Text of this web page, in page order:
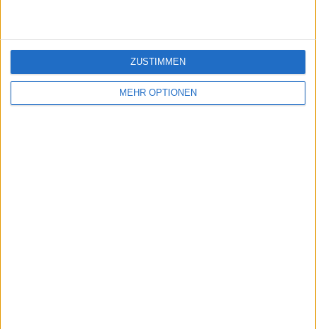
MEHR OPTIONEN
ZUSTIMMEN